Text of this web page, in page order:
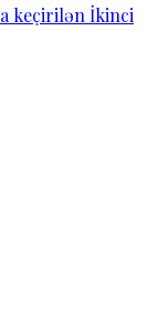
keçirilən İkinci